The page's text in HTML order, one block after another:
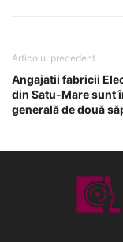
Articolul precedent
Angajatii fabricii
din Satu-Mare sunt
generală de două